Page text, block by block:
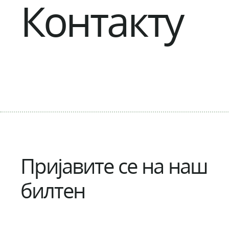
Контакту
Пријавите се на наш
билтен